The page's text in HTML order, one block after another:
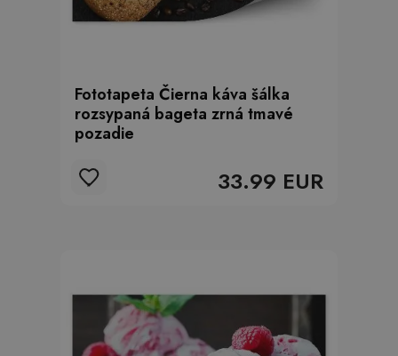
Fototapeta Čierna káva šálka
rozsypaná bageta zrná tmavé
pozadie
33.99 EUR